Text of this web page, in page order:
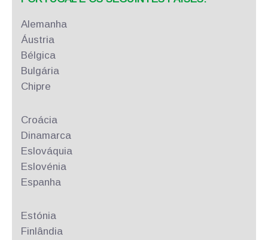
Alemanha
Áustria
Bélgica
Bulgária
Chipre
Croácia
Dinamarca
Eslováquia
Eslovénia
Espanha
Estónia
Finlândia